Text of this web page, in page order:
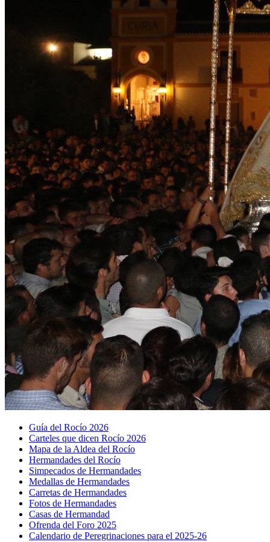
Guía del Rocío 2026
Carteles que dicen Rocío 2026
Mapa de la Aldea del Rocío
Hermandades del Rocío
Simpecados de Hermandades
Medallas de Hermandades
Carretas de Hermandades
Fotos de Hermandades
Casas de Hermandad
Ofrenda del Foro 2025
Calendario de Peregrinaciones para el 2025-26